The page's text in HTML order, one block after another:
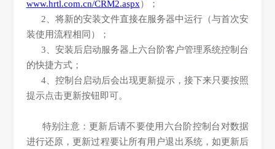
www.hrtl.com.cn/CRM2.aspx）；
2、将新的安装文件直接在服务器中运行（与首次安
装使用流程相同）；
3、安装后启动服务器上六台阶客户管理系统控制台
的快捷方式；
4、控制台启动后会出现更新提示，接下来只要按照
提示点击更新按钮即可。
特别注意：更新后请不要使用六台阶控制台对数据
进行还原，更新过程要让所有用户退出系统，如更新后